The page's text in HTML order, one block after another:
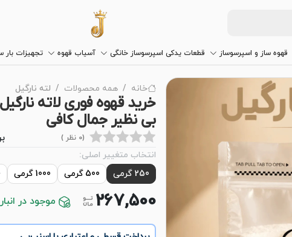
قهوه ساز و اسپرسوساز قطعات یدکی اسپرسوساز خانگی آسیاب قهوه تجهیزات بار
خانه همه محصولات لته نارگیل
خرید قهوه فوری لاته
بی نظیر جمال کافی
(0 نظر )
انتخاب متغییر اصلی:
250 گرمی
500 گرمی 1000 گرمی
267,500 موجود در انبار